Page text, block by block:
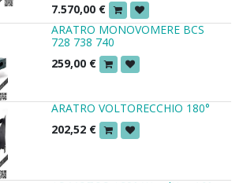
7.570,00 €
ARATRO MONOVOMERE BCS
728 738 740
259,00 €
ARATRO VOLTORECCHIO 180°
202,52 €